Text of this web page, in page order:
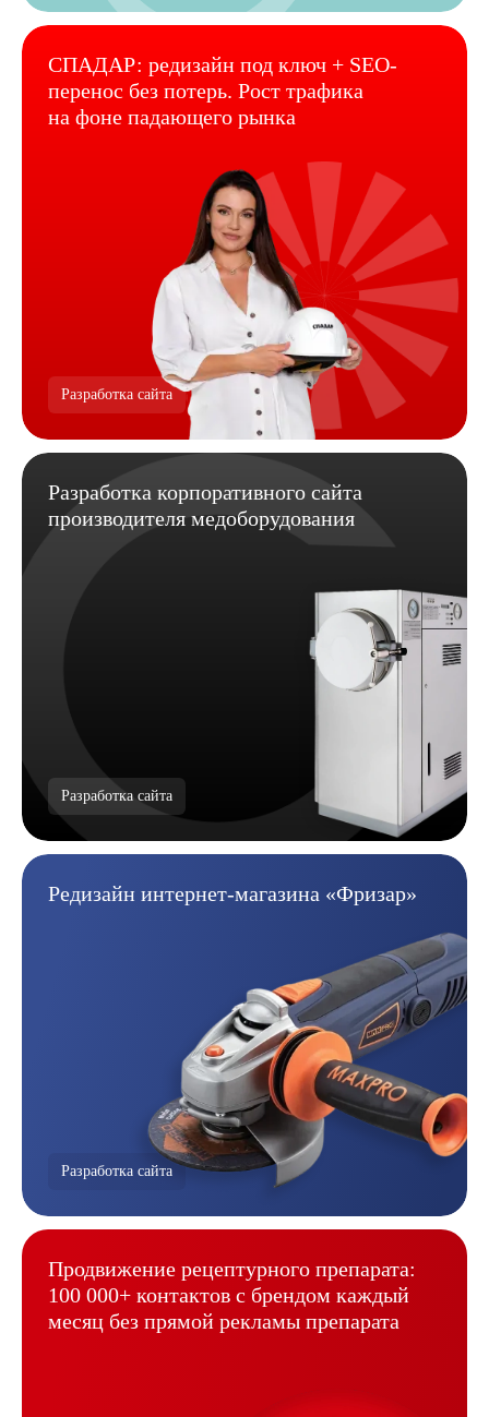
СПАДАР: редизайн под ключ + SEO-
перенос без потерь. Рост трафика
на фоне падающего рынка
Разработка сайта
Разработка корпоративного сайта
производителя медоборудования
Разработка сайта
Редизайн интернет-магазина «Фризар»
Разработка сайта
Продвижение рецептурного препарата:
100 000+ контактов с брендом каждый
месяц без прямой рекламы препарата